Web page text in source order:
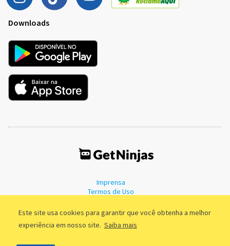
Este site usa cookies para garantir que você obtenha a melhor
experiência em nosso site. Saiba mais
Downloads
Imprensa
Termos de Uso
©2011 - 2026, GetNinjas LTDA. CNPJ 55.744.877/0001-89 - Rua Dr.